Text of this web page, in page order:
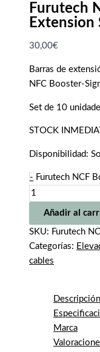
Furutech
Extension
30,00€
Barras de
NFC Booster-
Set de 10
STOCK
Disponibilidad:
- Furutech NCF
Añadir al
SKU: Furutech
Categorías:
cables
Descripción
Marca